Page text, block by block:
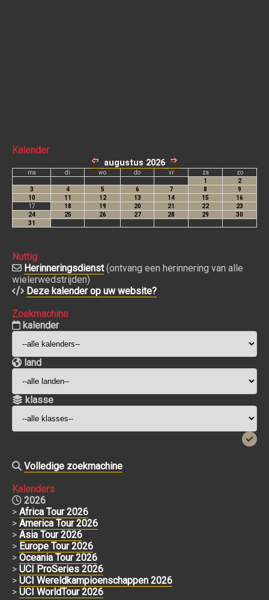
Kalender
Nuttig
Herinneringsdienst(ontvang een herinnering van alle
wielerwedstrijden)
Deze kalender op uw website?
Zoekmachine
kalender
land
klasse
Volledige zoekmachine
Kalenders
2026
> Africa Tour 2026
> America Tour 2026
> Asia Tour 2026
> Europe Tour 2026
> Oceania Tour 2026
> UCI ProSeries 2026
> UCI Wereldkampioenschappen 2026
> UCI WorldTour 2026